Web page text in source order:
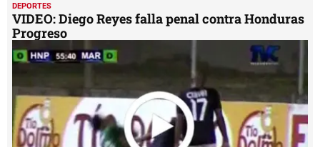
DEPORTES
VIDEO: Diego Reyes falla penal contra Honduras
Progreso